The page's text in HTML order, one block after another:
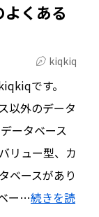
くある
kiqkiq
です。
以外のデータ
ータベース
リュー型、カ
ベースがあり
ー…続きを読